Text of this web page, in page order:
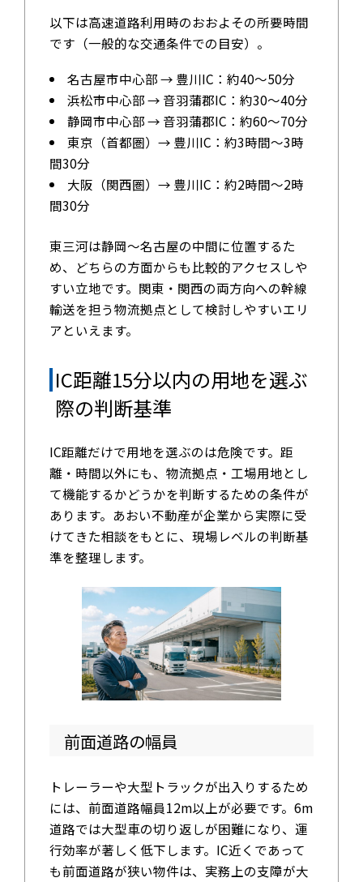
以下は高速道路利用時のおおよその所要時間
です（一般的な交通条件での目安）。
名古屋市中心部 → 豊川IC：約40〜50分
浜松市中心部 → 音羽蒲郡IC：約30〜40分
静岡市中心部 → 音羽蒲郡IC：約60〜70分
東京（首都圏）→ 豊川IC：約3時間〜3時
間30分
大阪（関西圏）→ 豊川IC：約2時間〜2時
間30分
東三河は静岡〜名古屋の中間に位置するた
め、どちらの方面からも比較的アクセスしや
すい立地です。関東・関西の両方向への幹線
輸送を担う物流拠点として検討しやすいエリ
アといえます。
IC距離15分以内の用地を選ぶ
際の判断基準
IC距離だけで用地を選ぶのは危険です。距
離・時間以外にも、物流拠点・工場用地とし
て機能するかどうかを判断するための条件が
あります。あおい不動産が企業から実際に受
けてきた相談をもとに、現場レベルの判断基
準を整理します。
前面道路の幅員
トレーラーや大型トラックが出入りするため
には、前面道路幅員12m以上が必要です。6m
道路では大型車の切り返しが困難になり、運
行効率が著しく低下します。IC近くであって
も前面道路が狭い物件は、実務上の支障が大